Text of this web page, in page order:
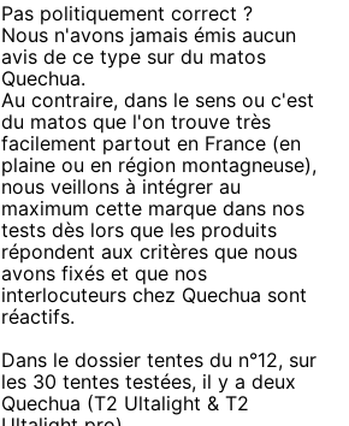
Pas politiquement correct ?
Nous n'avons jamais émis aucun
avis de ce type sur du matos
Quechua.
Au contraire, dans le sens ou c'est
du matos que l'on trouve très
facilement partout en France (en
plaine ou en région montagneuse),
nous veillons à intégrer au
maximum cette marque dans nos
tests dès lors que les produits
répondent aux critères que nous
avons fixés et que nos
interlocuteurs chez Quechua sont
réactifs.
Dans le dossier tentes du n°12, sur
les 30 tentes testées, il y a deux
Quechua (T2 Ultalight & T2